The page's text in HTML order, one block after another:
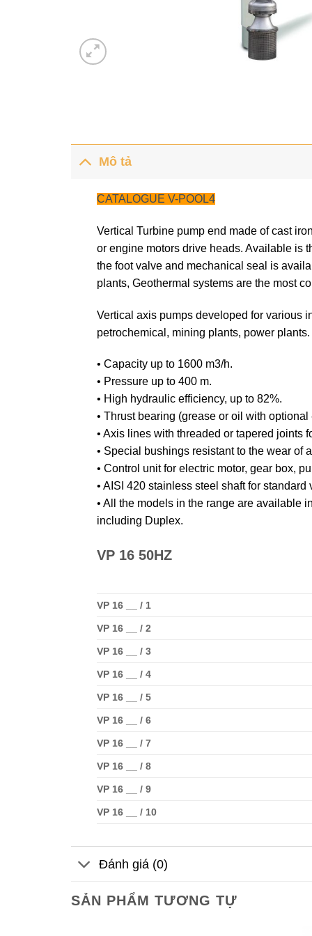
Mô tả
CATALOGUE V-POOL4
Vertical Turbine pump end made of cast
or engine motors drive heads. Available is
the foot valve and mechanical seal is
plants, Geothermal systems are the most
Vertical axis pumps developed for various
petrochemical, mining plants, power plants.
• Capacity up to 1600 m3/h.
• Pressure up to 400 m.
• High hydraulic efficiency, up to 82%.
• Thrust bearing (grease or oil with
• Axis lines with threaded or tapered joints
• Special bushings resistant to the wear of
• Control unit for electric motor, gear box,
• AISI 420 stainless steel shaft for standard
• All the models in the range are available
including Duplex.
VP 16 50HZ
VP 16 __ / 1
VP 16 __ / 2
VP 16 __ / 3
VP 16 __ / 4
VP 16 __ / 5
VP 16 __ / 6
VP 16 __ / 7
VP 16 __ / 8
VP 16 __ / 9
VP 16 __ / 10
Đánh giá (0)
SẢN PHẨM TƯƠNG TỰ